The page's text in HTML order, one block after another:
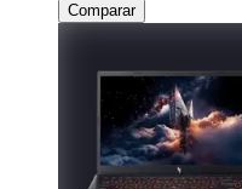
Comparar